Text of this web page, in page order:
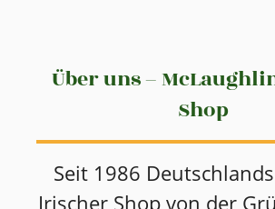
Über uns –
Shop
Seit 1986
Irischer Shop von der